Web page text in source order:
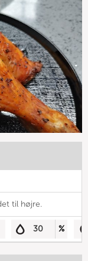
til højre.
30 %